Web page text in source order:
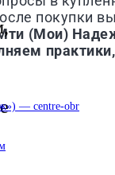
— centre-obr
покупки
(Мои)